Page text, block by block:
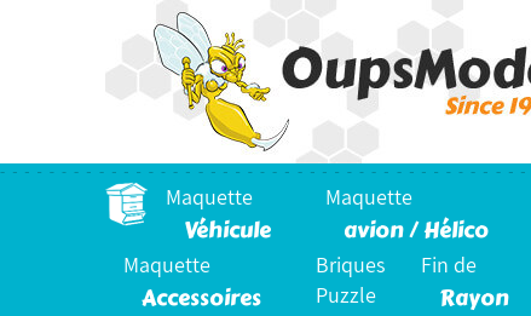
Maquette
Véhicule
Maquette
avion / Hélico
Maquette
Accessoires
Briques
Puzzle
Fin de
Rayon